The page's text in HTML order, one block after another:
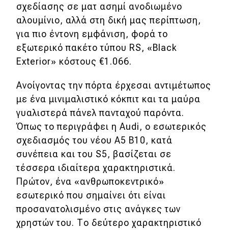
σχεδίασης σε ματ ασημί ανοδιωμένο
αλουμίνιο, αλλά στη δική μας περίπτωση,
για πιο έντονη εμφάνιση, φορά το
εξωτερικό πακέτο τύπου RS, «Black
Exterior» κόστους €1.066.
Ανοίγοντας την πόρτα έρχεσαι αντιμέτωπος
με ένα μινιμαλιστικό κόκπιτ και τα μαύρα
γυαλιστερά πάνελ πανταχού παρόντα.
Όπως το περιγράφει η Audi, ο εσωτερικός
σχεδιασμός του νέου A5 B10, κατά
συνέπεια και του S5, βασίζεται σε
τέσσερα ιδιαίτερα χαρακτηριστικά.
Πρώτον, ένα «ανθρωποκεντρικό»
εσωτερικό που σημαίνει ότι είναι
προσανατολισμένο στις ανάγκες των
χρηστών του. Το δεύτερο χαρακτηριστικό